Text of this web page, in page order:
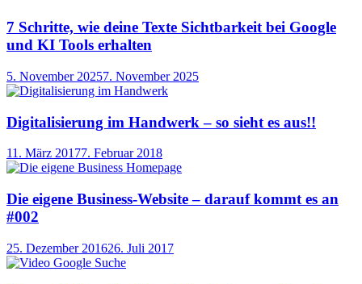
7 Schritte, wie deine Texte Sichtbarkeit bei Google
und KI Tools erhalten
5. November 20257. November 2025
Digitalisierung im Handwerk – so sieht es aus!!
11. März 20177. Februar 2018
Die eigene Business-Website – darauf kommt es an
#002
25. Dezember 201626. Juli 2017